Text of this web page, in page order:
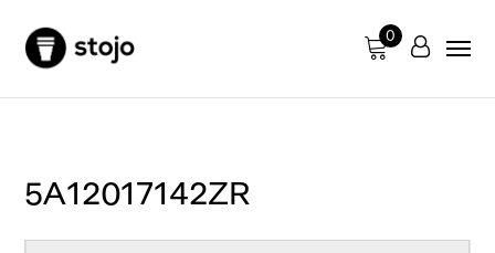
0
5A12017142ZR